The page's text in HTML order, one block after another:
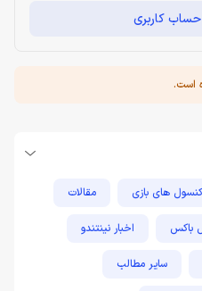
کاربری
است.
کنسول های بازی مقالات
باکس اخبار نینتندو
سایر مطالب